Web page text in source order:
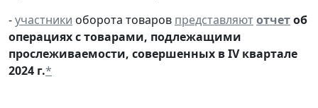
-участники оборота товаров представляютотчетоб
операциях с товарами, подлежащими
прослеживаемости, совершенных в IV квартале
2024 г.*